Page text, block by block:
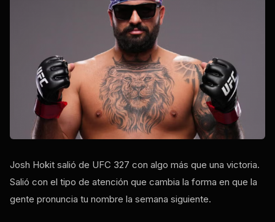
Josh Hokit salió de UFC 327 con algo más que una victoria.
Salió con el tipo de atención que cambia la forma en que la
gente pronuncia tu nombre la semana siguiente.